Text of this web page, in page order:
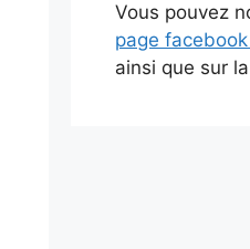
Vous pouvez
page
ainsi que sur la